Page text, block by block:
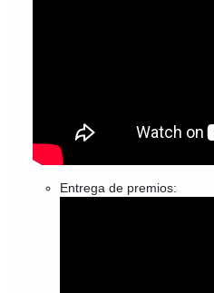
Entrega de premios: